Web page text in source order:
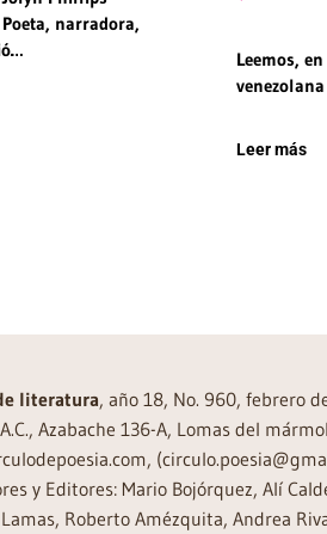
narradora,
Leemos,
Leer más
literatura, año 18, No. 960, febrero
Azabache 136-A, Lomas del
y Editores: Mario Bojórquez, Alí
Roberto Amézquita, Andrea